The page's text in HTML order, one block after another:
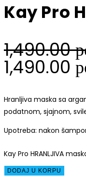
Kay Pro
1,490.00
1,490.00
Hranljiva maska sa
podatnom, sjajnom,
Upotreba: nakon
Kay Pro HRANLJIVA
DODAJ U KORPU